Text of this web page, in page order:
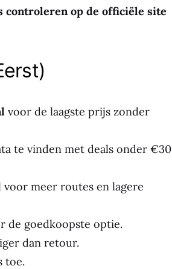
controleren op de officiële site
voor de laagste prijs zonder
te vinden met deals onder €30
meer routes en lagere
de goedkoopste optie.
dan retour.
toe.